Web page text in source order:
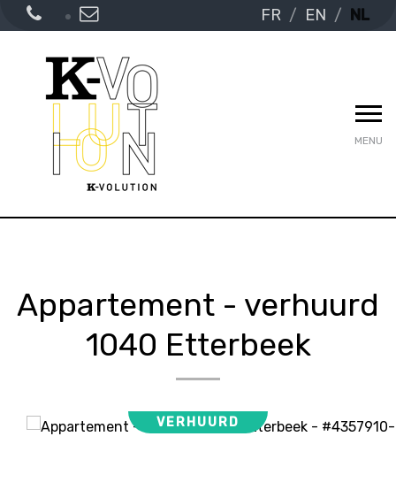
FR EN NL
MENU
Appartement - verhuurd
1040 Etterbeek
VERHUURD